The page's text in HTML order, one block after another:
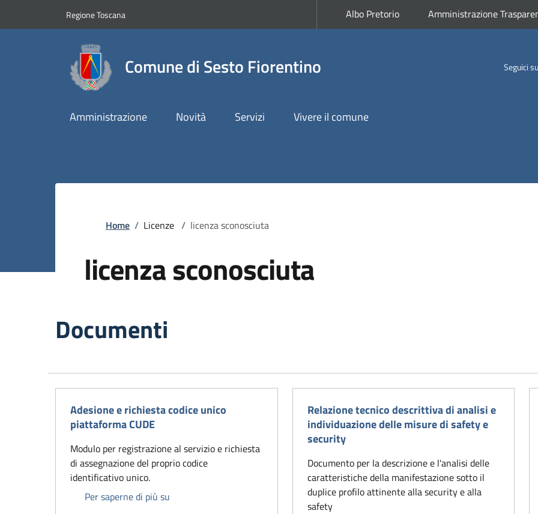
Regione ToscanaSlim top Albo Pretorio Amministrazione
Comune di Sesto Fiorentino Seguici su
Amministrazione Novità Servizi Vivere il comune
Briciole di pane
Home / Licenze / licenza sconosciuta
licenza sconosciuta
Documenti
Adesione e richiesta codice unico
piattaforma CUDE
Modulo per registrazione al servizio e richiesta
di assegnazione del proprio codice
identificativo unico.
Per saperne di più su Adesione e richiesta codice unico piattaforma CUDE
Relazione tecnico descrittiva di analisi e
individuazione delle misure di safety e
security
Documento per la descrizione e l'analisi delle
caratteristiche della manifestazione sotto il
duplice profilo attinente alla security e alla
safety